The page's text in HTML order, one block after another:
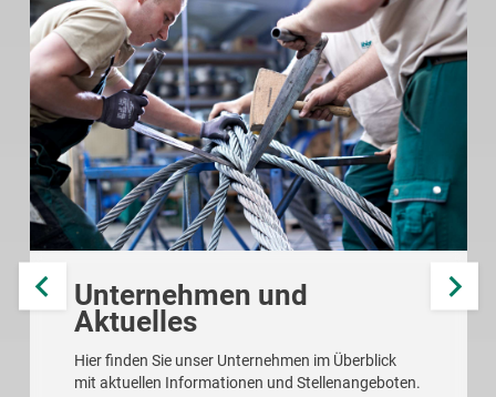
Unternehmen und
Aktuelles
Hier finden Sie unser Unternehmen im Überblick
mit aktuellen Informationen und Stellenangeboten.